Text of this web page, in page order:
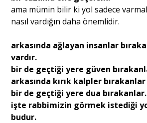
ama mümin bilir ki yol sadece
nasıl vardığın daha önemlidir.
arkasında ağlayan insanlar
vardır.
bir de geçtiği yere güven
arkasında kırık kalpler bırakanlar
bir de geçtiği yere dua
işte rabbimizin görmek istediği
budur.